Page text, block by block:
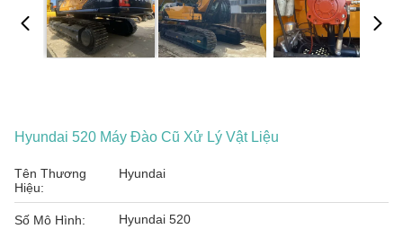
Hyundai 520 Máy Đào Cũ Xử Lý Vật Liệu
Tên Thương
Hiệu:
Hyundai
Số Mô Hình: Hyundai 520